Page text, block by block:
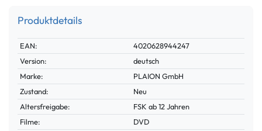
Produktdetails
Technisches
Merkmal
Wert
EAN:
4020628944247
Version:
deutsch
Marke:
PLAION GmbH
Zustand:
Neu
Altersfreigabe:
FSK ab 12 Jahren
Filme:
DVD